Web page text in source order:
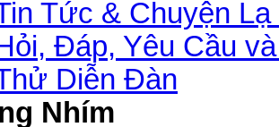
Tức & Chuyện
Đáp, Yêu Cầu
Diễn Đàn
Nhím